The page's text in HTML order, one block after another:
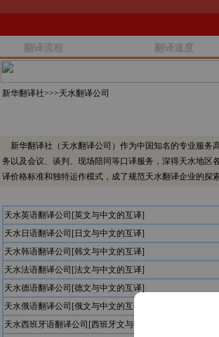
翻译流程 翻译速度
新华翻译社>>>天水翻译公司
新华翻译社（天水翻译公司）作为中国知名的专业服务
务以及会议、谈判、现场陪同等口译服务，深得天水地
译价格标准和独特运作模式，成了规范天水翻译企业的探
天水英语翻译公司[英文与中文的互译]
天水日语翻译公司[日文与中文的互译]
天水韩语翻译公司[韩文与中文的互译]
天水法语翻译公司[法文与中文的互译]
天水德语翻译公司[德文与中文的互译]
天水俄语翻译公司[俄文与中文的互译]
天水西班牙语翻译公司[西班牙文与中文的互译]